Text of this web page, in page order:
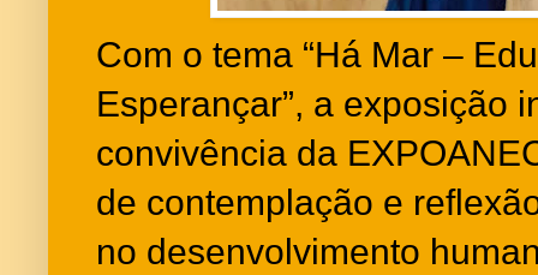
Com o tema “Há Mar –
Esperançar”, a exposição
convivência da
de contemplação e
no desenvolvimento